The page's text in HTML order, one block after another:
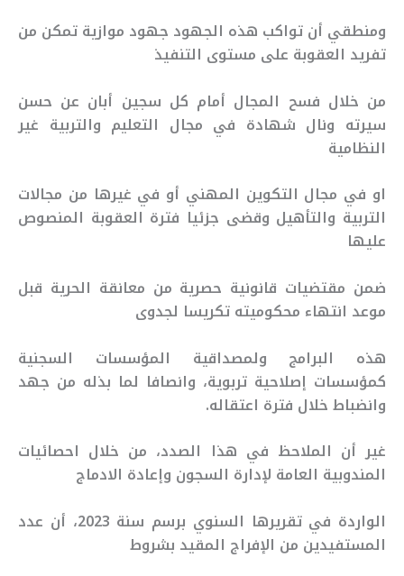
ومنطقي أن تواكب هذه الجهود جهود موازية تمكن من
تفريد العقوبة على مستوى التنفيذ
من خلال فسح المجال أمام كل سجين أبان عن حسن
سيرته ونال شهادة في مجال التعليم والتربية غير
النظامية
او في مجال التكوين المهني أو في غيرها من مجالات
التربية والتأهيل وقضى جزئيا فترة العقوبة المنصوص
عليها
ضمن مقتضيات قانونية حصرية من معانقة الحرية قبل
موعد انتهاء محكوميته تكريسا لجدوى
هذه البرامج ولمصداقية المؤسسات السجنية
كمؤسسات إصلاحية تربوية، وانصافا لما بذله من جهد
وانضباط خلال فترة اعتقاله.
غير أن الملاحظ في هذا الصدد، من خلال احصائيات
المندوبية العامة لإدارة السجون وإعادة الادماج
الواردة في تقريرها السنوي برسم سنة 2023، أن عدد
المستفيدين من الإفراج المقيد بشروط